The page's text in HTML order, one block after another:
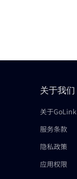
关于我们
关于GoLink
服务条款
隐私政策
应用权限